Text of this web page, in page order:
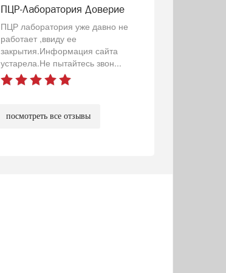
ПЦР-Лаборатория Доверие
ПЦР лаборатория уже давно не
работает ,ввиду ее
закрытия.Информация сайта
устарела.Не пытайтесь звон...
посмотреть все отзывы